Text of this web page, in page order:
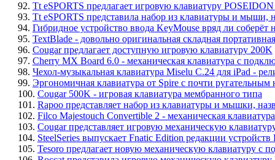
92. Tt eSPORTS предлагает игровую клавиатуру
93. Tt eSPORTS представила набор из клавиатуры и
94. Гибридное устройство ввода KeyMouse вряд ли соберёт
95. TextBlade - довольно оригинальная складная
96. Cougar предлагает доступную игровую клавиатуру 200K
97. Cherry MX Board 6.0 - механическая клавиатура с
98. Чехол-музыкальная клавиатура Miselu C.24 для iPad -
99. Эргономичная клавиатура от Spire с почти ругательным
100. Cougar 500K - игровая клавиатура мембранного типа
101. Rapoo представляет набор из клавиатуры и мышки,
102. Filco Majestouch Convertible 2 - механическая
103. Cougar представляет игровую механическую
104. SteelSeries выпускает Fnatic Edition редакции
105. Tesoro предлагает новую механическую клавиатуру с